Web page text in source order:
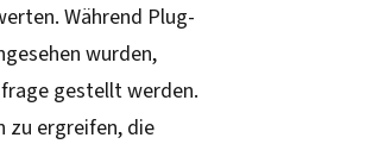
Während Plug-
wurden,
gestellt werden.
zu ergreifen, die